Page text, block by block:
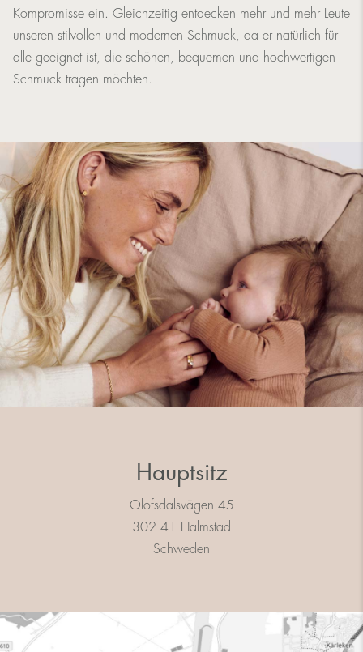
Kompromisse ein. Gleichzeitig entdecken mehr und mehr Leute
unseren stilvollen und modernen Schmuck, da er natürlich für
alle geeignet ist, die schönen, bequemen und hochwertigen
Schmuck tragen möchten.
Hauptsitz
Olofsdalsvägen 45
302 41 Halmstad
Schweden